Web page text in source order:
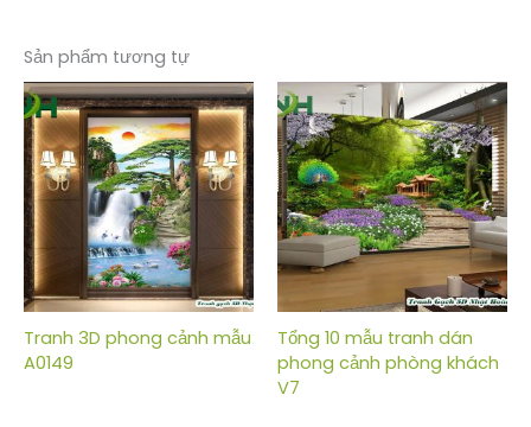
Sản phẩm tương tự
Tranh 3D phong cảnh mẫu
A0149
Tổng 10 mẫu tranh dán
phong cảnh phòng khách
V7